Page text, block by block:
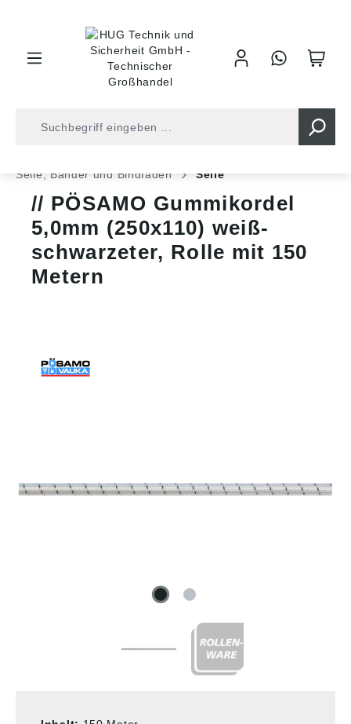
Seile, Bänder und Bindfäden
Seile
PÖSAMO Gummikordel
5,0mm (250x110) weiß-
schwarzeter, Rolle mit 150
Metern